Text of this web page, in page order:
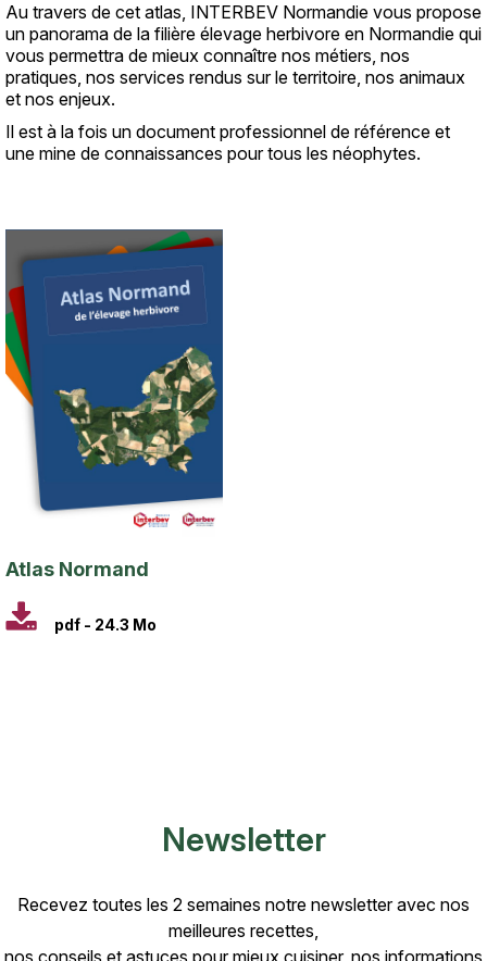
Au travers de cet atlas, INTERBEV Normandie vous propose
un panorama de la filière élevage herbivore en Normandie qui
vous permettra de mieux connaître nos métiers, nos
pratiques, nos services rendus sur le territoire, nos animaux
et nos enjeux.
Il est à la fois un document professionnel de référence et
une mine de connaissances pour tous les néophytes.
Titre
Atlas Normand
pdf - 24.3 Mo
Newsletter
Recevez toutes les 2 semaines notre newsletter avec nos
meilleures recettes,
nos conseils et astuces pour mieux cuisiner, nos informations